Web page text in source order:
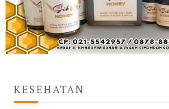
KESEHATAN